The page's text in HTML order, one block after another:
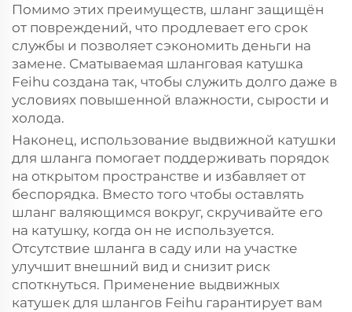
Помимо этих преимуществ, шланг защищён
от повреждений, что продлевает его срок
службы и позволяет сэкономить деньги на
замене. Сматываемая шланговая катушка
Feihu создана так, чтобы служить долго даже в
условиях повышенной влажности, сырости и
холода.
Наконец, использование выдвижной катушки
для шланга помогает поддерживать порядок
на открытом пространстве и избавляет от
беспорядка. Вместо того чтобы оставлять
шланг валяющимся вокруг, скручивайте его
на катушку, когда он не используется.
Отсутствие шланга в саду или на участке
улучшит внешний вид и снизит риск
споткнуться. Применение выдвижных
катушек для шлангов Feihu гарантирует вам